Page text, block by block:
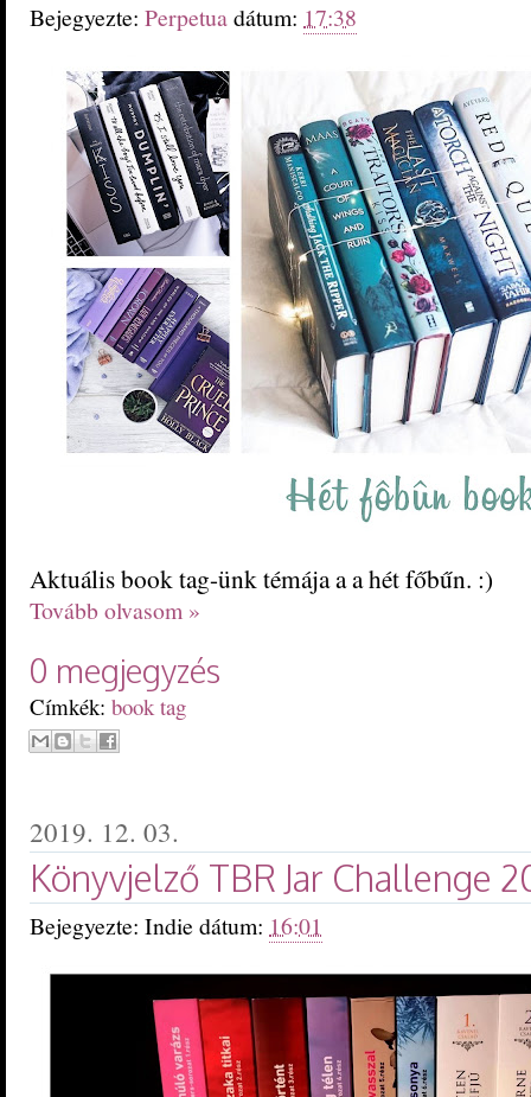
Bejegyezte: Perpetuadátum: 17:38
Aktuális book tag-ünk témája a a hét főbűn. :)
Tovább olvasom »
0 megjegyzés
Címkék: book tag
2019. 12. 03.
Könyvjelző TBR Jar Challenge
Bejegyezte: Indie dátum: 16:01